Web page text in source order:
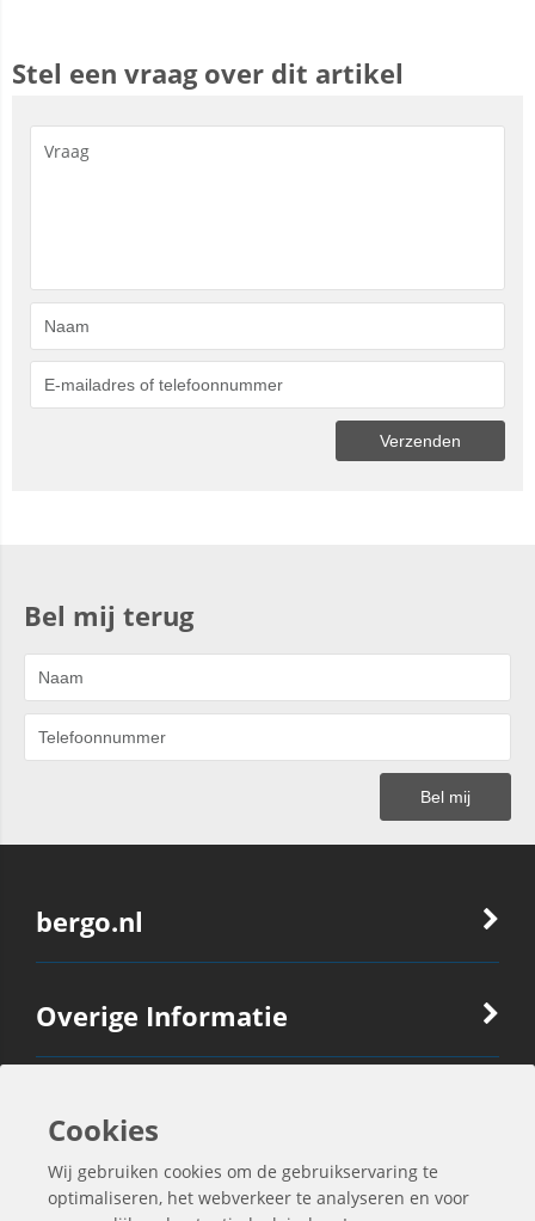
Stel een vraag over dit artikel
Bel mij terug
bergo.nl
Overige Informatie
Ook Interessant
Contactgegevens
Cookies
Wij gebruiken cookies om de gebruikservaring te
optimaliseren, het webverkeer te analyseren en voor